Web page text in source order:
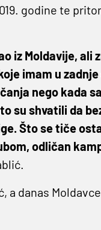
godine te
iz Moldavije, ali
imam u
nego kada
su shvatili da
Što se tiče
odličan
danas